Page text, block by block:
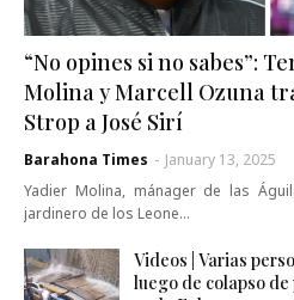
“No opines si no sabes”:
Molina y Marcell Ozuna
Strop a José Sirí
Barahona Times - January 13, 2025
Yadier Molina, mánager de las
jardinero de los Leone…
Videos | Varias
luego de colapso